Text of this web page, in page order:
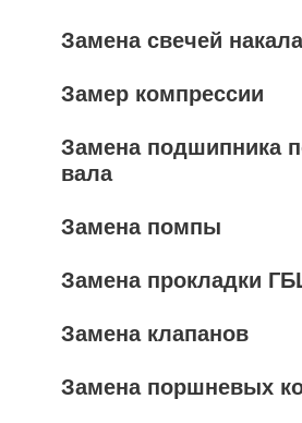
Замена свечей накала
Замер компрессии
Замена подшипника
вала
Замена помпы
Замена прокладки
Замена клапанов
Замена поршневых